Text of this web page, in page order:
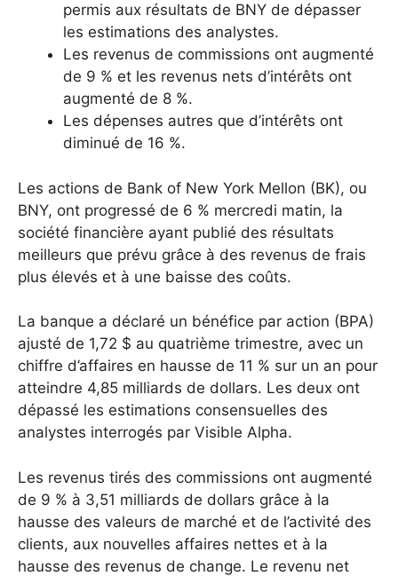
permis aux résultats de BNY de dépasser
les estimations des analystes.
Les revenus de commissions ont augmenté
de 9 % et les revenus nets d’intérêts ont
augmenté de 8 %.
Les dépenses autres que d’intérêts ont
diminué de 16 %.
Les actions de Bank of New York Mellon (BK), ou
BNY, ont progressé de 6 % mercredi matin, la
société financière ayant publié des résultats
meilleurs que prévu grâce à des revenus de frais
plus élevés et à une baisse des coûts.
La banque a déclaré un bénéfice par action (BPA)
ajusté de 1,72 $ au quatrième trimestre, avec un
chiffre d’affaires en hausse de 11 % sur un an pour
atteindre 4,85 milliards de dollars. Les deux ont
dépassé les estimations consensuelles des
analystes interrogés par Visible Alpha.
Les revenus tirés des commissions ont augmenté
de 9 % à 3,51 milliards de dollars grâce à la
hausse des valeurs de marché et de l’activité des
clients, aux nouvelles affaires nettes et à la
hausse des revenus de change. Le revenu net